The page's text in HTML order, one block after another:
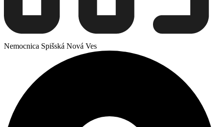
Nemocnica Spišská Nová Ves